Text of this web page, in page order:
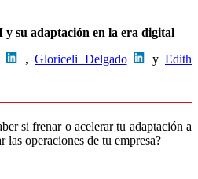
su adaptación en la era digital
, Gloriceli Delgado y Edith
si frenar o acelerar tu adaptación a
las operaciones de tu empresa?